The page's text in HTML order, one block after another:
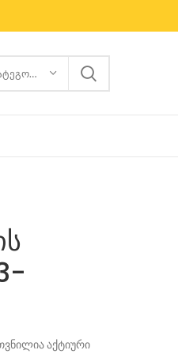
ᲐᲘᲠᲩᲘᲔᲗ ᲙᲐᲢᲔᲒᲝᲠᲘᲐ
აქტიური